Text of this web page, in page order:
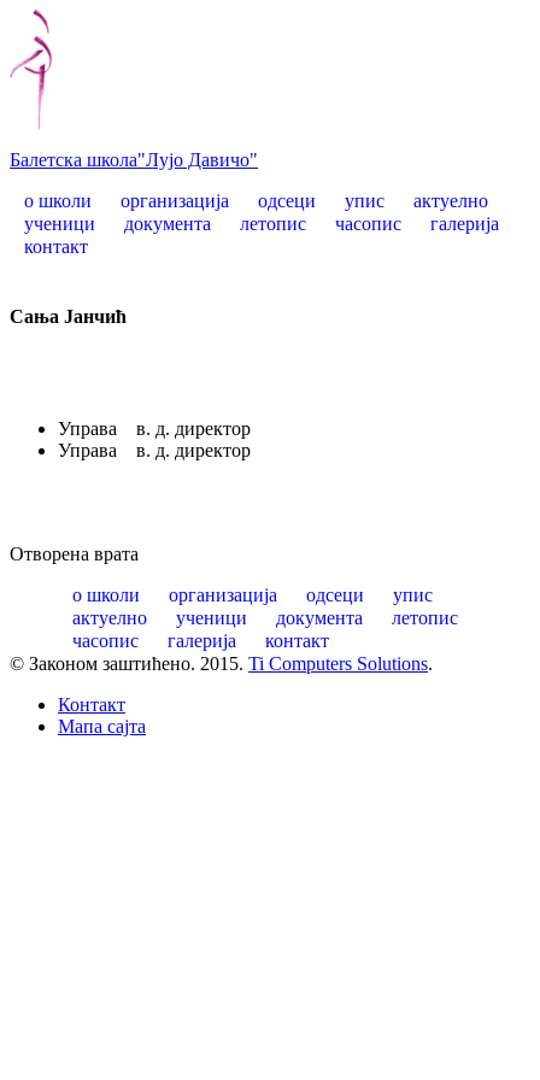
Балетска школа"Лујо Давичо"
о школи
организација одсеци упис
актуелно
ученици
документа летопис часопис
галерија
контакт
Сања Јанчић
Управа
в. д. директор
Управа
в. д. директор
Отворена врата
о школи
организација одсеци
упис
актуелно
ученици документа
летопис
часопис
галерија
контакт
© Законом заштићено. 2015. Ti Computers Solutions.
Контакт
Mапа сајта